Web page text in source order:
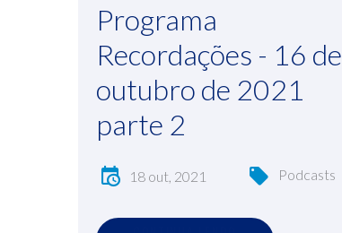
Programa
Recordações - 16 de
outubro de 2021
parte 2
18 out, 2021 Podcasts